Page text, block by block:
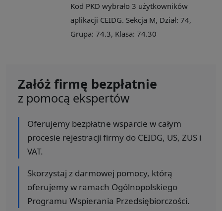
Kod PKD wybrało 3 użytkowników
aplikacji CEIDG. Sekcja M, Dział: 74,
Grupa: 74.3, Klasa: 74.30
Załóż firmę bezpłatnie
z pomocą ekspertów
Oferujemy bezpłatne wsparcie w całym
procesie rejestracji firmy do CEIDG, US, ZUS i
VAT.
Skorzystaj z darmowej pomocy, którą
oferujemy w ramach Ogólnopolskiego
Programu Wspierania Przedsiębiorczości.